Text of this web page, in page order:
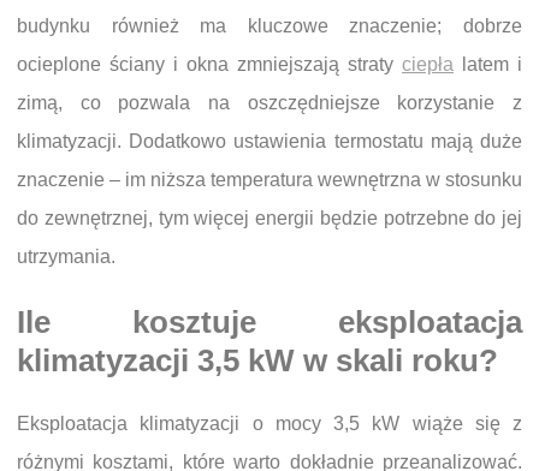
budynku również ma kluczowe znaczenie; dobrze
ocieplone ściany i okna zmniejszają straty ciepła latem i
zimą, co pozwala na oszczędniejsze korzystanie z
klimatyzacji. Dodatkowo ustawienia termostatu mają duże
znaczenie – im niższa temperatura wewnętrzna w stosunku
do zewnętrznej, tym więcej energii będzie potrzebne do jej
utrzymania.
Ile kosztuje eksploatacja
klimatyzacji 3,5 kW w skali roku?
Eksploatacja klimatyzacji o mocy 3,5 kW wiąże się z
różnymi kosztami, które warto dokładnie przeanalizować.